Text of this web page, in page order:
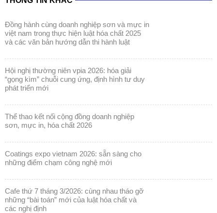
đồng hành cùng doanh nghiệp sơn và mực in
việt nam trong thực hiện luật hóa chất 2025
và các văn bản hướng dẫn thi hành luật
hội nghị thường niên vpia 2026: hóa giải
“gọng kìm” chuỗi cung ứng, định hình tư duy
phát triển mới
thể thao kết nối cộng đồng doanh nghiệp
sơn, mực in, hóa chất 2026
coatings expo vietnam 2026: sẵn sàng cho
những điểm chạm công nghệ mới
cafe thứ 7 tháng 3/2026: cùng nhau tháo gỡ
những “bài toán” mới của luật hóa chất và
các nghị định